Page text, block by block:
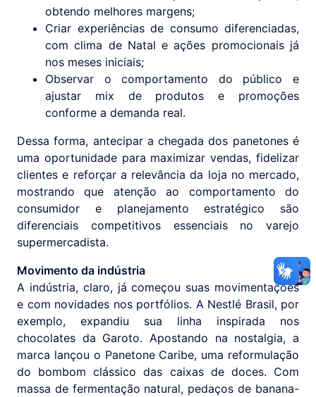
obtendo melhores margens;
Criar experiências de consumo diferenciadas,
com clima de Natal e ações promocionais já
nos meses iniciais;
Observar o comportamento do público e
ajustar mix de produtos e promoções
conforme a demanda real.
Dessa forma, antecipar a chegada dos panetones é
uma oportunidade para maximizar vendas, fidelizar
clientes e reforçar a relevância da loja no mercado,
mostrando que atenção ao comportamento do
consumidor e planejamento estratégico são
diferenciais competitivos essenciais no varejo
supermercadista.
Movimento da indústria
A indústria, claro, já começou suas movimentações
e com novidades nos portfólios. A Nestlé Brasil, por
exemplo, expandiu sua linha inspirada nos
chocolates da Garoto. Apostando na nostalgia, a
marca lançou o Panetone Caribe, uma reformulação
do bombom clássico das caixas de doces. Com
massa de fermentação natural, pedaços de banana-